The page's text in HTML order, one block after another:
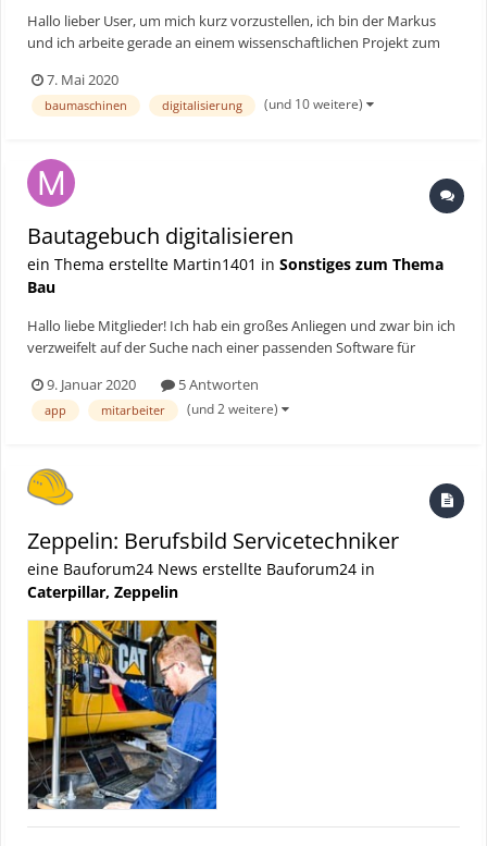
Hallo lieber User, um mich kurz vorzustellen, ich bin der Markus
und ich arbeite gerade an einem wissenschaftlichen Projekt zum
Antworten und habe einen Fragebogen erstellt, den ich euch bitte
zu beantworten. URL: https://forms.g...
7. Mai 2020
baumaschinen digitalisierung (und 10 weitere)
Bautagebuch digitalisieren
ein Thema erstellte Martin1401 in Sonstiges zum Thema
Bau
Hallo liebe Mitglieder! Ich hab ein großes Anliegen und zwar bin ich
verzweifelt auf der Suche nach einer passenden Software für
bestehen meist aus 2-3 Personen wobei einer der Vorarbeiter ist.
Bislang schreiben wir jeden T...
9. Januar 2020 5 Antworten
app mitarbeiter (und 2 weitere)
Zeppelin: Berufsbild Servicetechniker
eine Bauforum24 News erstellte Bauforum24 in
Caterpillar, Zeppelin